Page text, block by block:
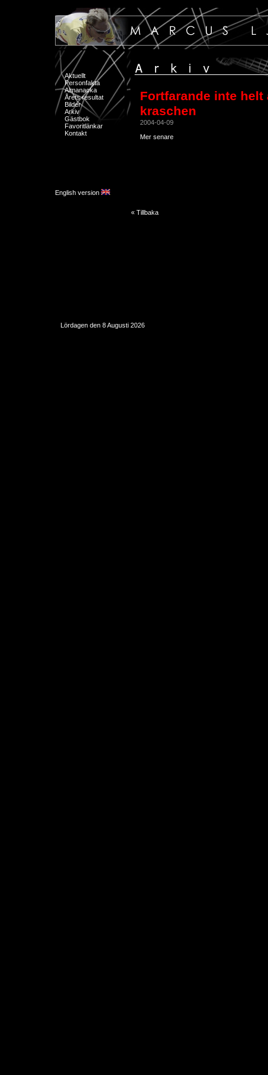
Aktuellt
Personfakta
Almanacka
Årets resultat
Bilder
Arkiv
Gästbok
Favoritlänkar
Kontakt
English version
Fortfarande inte
kraschen
2004-04-09
Mer senare
« Tillbaka
Lördagen den 8 Augusti 2026